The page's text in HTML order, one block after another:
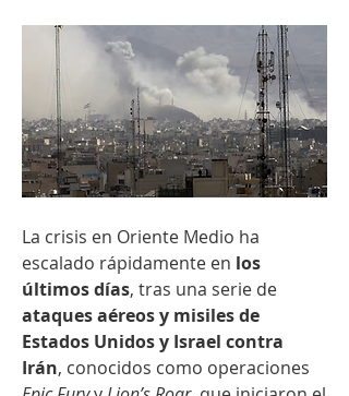
La crisis en Oriente Medio ha
escalado rápidamente en los
últimos días
ataques aéreos y misiles de
Estados Unidos y Israel contra
Irán